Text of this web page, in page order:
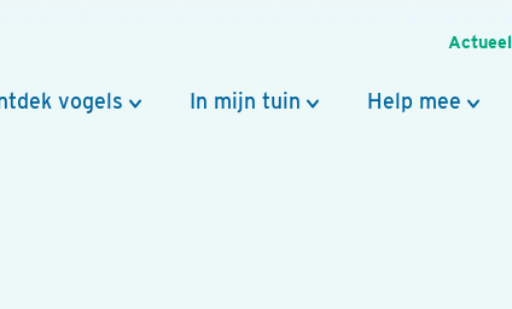
Actueel
vogels In mijn tuin Help mee